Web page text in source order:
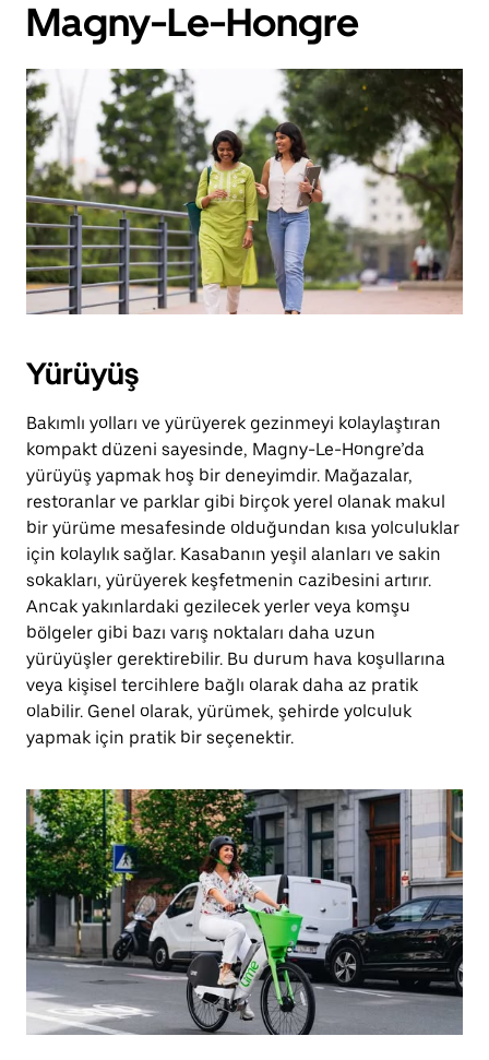
Magny-Le-Hongre
Yürüyüş
Bakımlı yolları ve yürüyerek gezinmeyi kolaylaştıran
kompakt düzeni sayesinde, Magny-Le-Hongre’da
yürüyüş yapmak hoş bir deneyimdir. Mağazalar,
restoranlar ve parklar gibi birçok yerel olanak makul
bir yürüme mesafesinde olduğundan kısa yolculuklar
için kolaylık sağlar. Kasabanın yeşil alanları ve sakin
sokakları, yürüyerek keşfetmenin cazibesini artırır.
Ancak yakınlardaki gezilecek yerler veya komşu
bölgeler gibi bazı varış noktaları daha uzun
yürüyüşler gerektirebilir. Bu durum hava koşullarına
veya kişisel tercihlere bağlı olarak daha az pratik
olabilir. Genel olarak, yürümek, şehirde yolculuk
yapmak için pratik bir seçenektir.